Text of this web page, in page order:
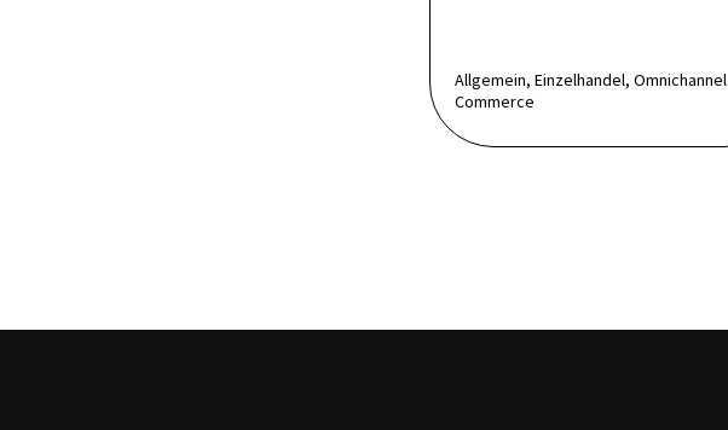
Allgemein, Einzelhandel, Omnichannel
Commerce